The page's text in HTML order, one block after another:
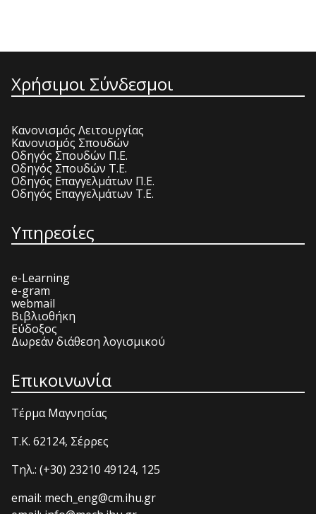
Χρήσιμοι Σύνδεσμοι
Κανονισμός Λειτουργίας
Κανονισμός Σπουδών
Οδηγός Σπουδών Π.Ε.
Οδηγός Σπουδών Τ.Ε.
Οδηγός Επαγγελμάτων Π.Ε.
Οδηγός Επαγγελμάτων Τ.Ε.
Υπηρεσίες
e-Learning
e-gram
webmail
Βιβλιοθήκη
Εύδοξος
Δωρεάν διάθεση λογισμικού
Επικοινωνία
Τέρμα Μαγνησίας
T.K. 62124, Σέρρες
Τηλ.: (+30) 23210 49124, 125
email: mech_eng@cm.ihu.gr